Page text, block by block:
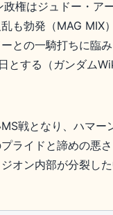
権はジュドー・ア
も勃発（MAG MIX
との一騎打ちに臨
とする（ガンダム
戦となり、ハマ
ライドと諦めの悪
オン内部が分裂し